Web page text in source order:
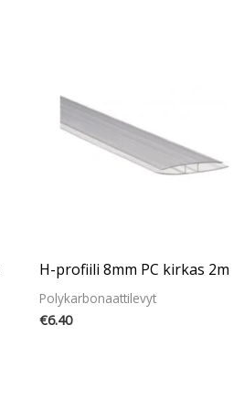
H-profiili 8mm PC kirkas 2m
Polykarbonaattilevyt
€6.40